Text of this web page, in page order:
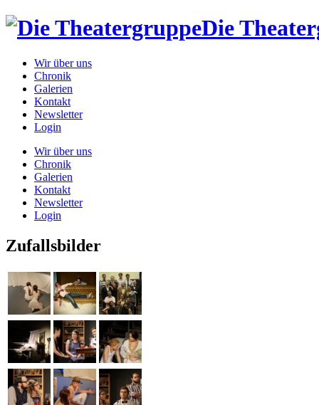
Die
Wir über uns
Chronik
Galerien
Kontakt
Newsletter
Login
Wir über uns
Chronik
Galerien
Kontakt
Newsletter
Login
Zufallsbilder